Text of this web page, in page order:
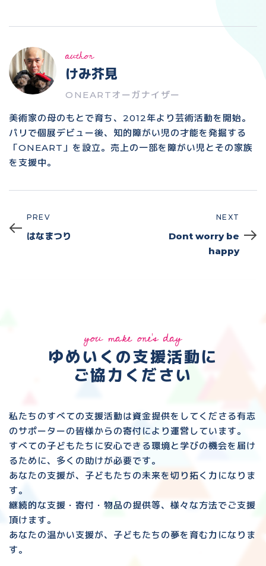
author
けみ芥見
ONEARTオーガナイザー
美術家の母のもとで育ち、2012年より芸術活動を開始。
パリで個展デビュー後、知的障がい児の才能を発掘する
「ONEART」を設立。売上の一部を障がい児とその家族
を支援中。
Prev
PREV
はなまつり
NEXT
Dont worry be
happy
you make one's day
ゆめいくの支援活動に
ご協力ください
私たちのすべての支援活動は資金提供をしてくださる有志
のサポーターの皆様からの寄付により運営しています。
すべての子どもたちに安心できる環境と 学びの機会を届け
るために、多くの助けが必要です。
あなたの支援が、子どもたちの未来を切り拓く力になりま
す。
継続的な支援・寄付・物品の提供等、様々な方法でご支援
頂けます。
あなたの温かい支援が、子どもたちの夢を育む力になりま
す。